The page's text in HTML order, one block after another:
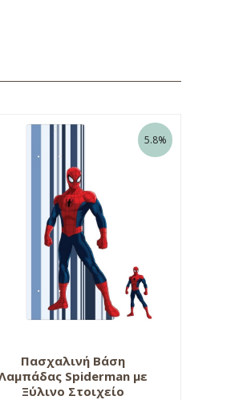
5.8%
Πασχαλινή Βάση
Spiderman με
Ξύλινο Στοιχείο